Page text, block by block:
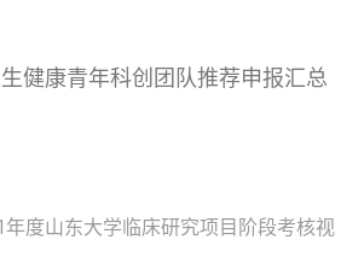
健康青年科创团队推荐申报汇总
年度山东大学临床研究项目阶段考核视